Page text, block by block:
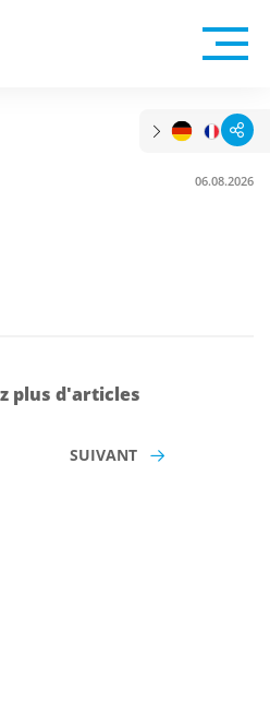
06.08.2026
plus d'articles
SUIVANT